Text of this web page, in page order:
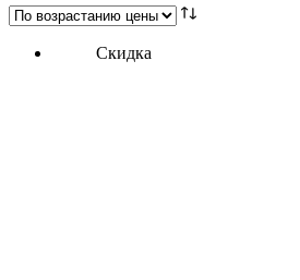
возрастанию
Скидка